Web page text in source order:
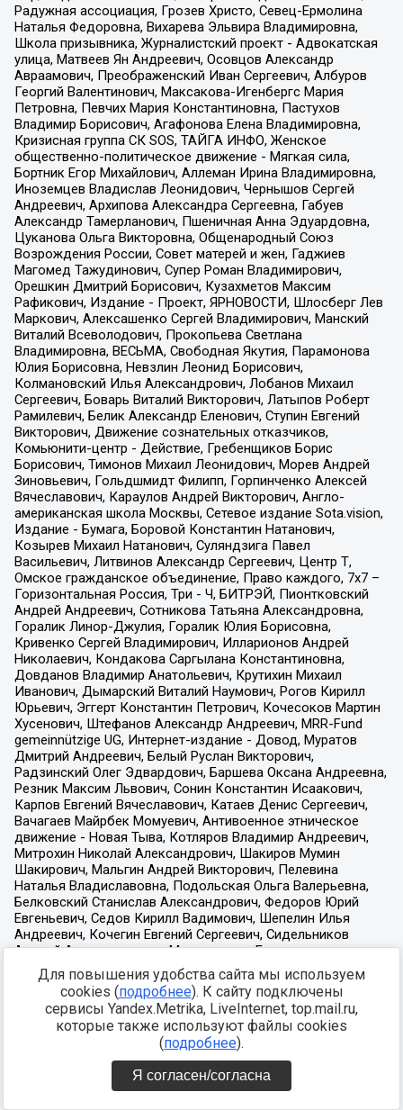
Для повышения удобства сайта мы используем
cookies (подробнее). К сайту подключены
сервисы Yandex.Metrika, LiveInternet, top.mail.ru,
которые также используют файлы cookies
(подробнее).
Я согласен/согласна